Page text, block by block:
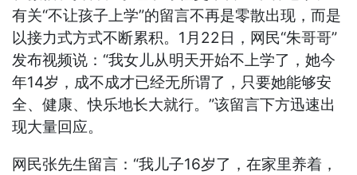
有关“不让孩子上学”的留言不再是零散出现，而是
以接力式方式不断累积。1月22日，网民“朱哥哥”
发布视频说：“我女儿从明天开始不上学了，她今
年14岁，成不成才已经无所谓了，只要她能够安
全、健康、快乐地长大就行。”该留言下方迅速出
现大量回应。
网民张先生留言：“我儿子16岁了，在家里养着，